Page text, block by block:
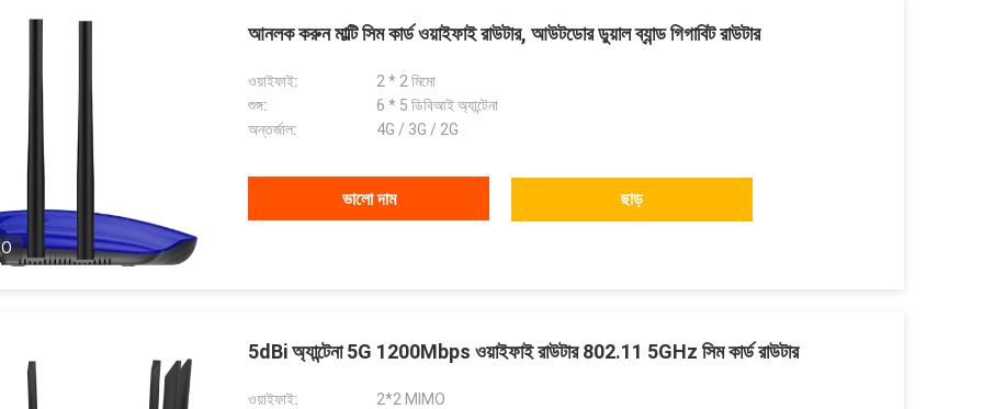
আনলক করুন মাল্টি সিম কার্ড ওয়াইফাই রাউটার, আউটডোর ডুয়াল ব্যান্ড গিগাবিট রাউটার
ওয়াইফাই:
2 * 2 মিমো
শুঙ্গ:
6 * 5 ডিবিআই অ্যান্টেনা
অন্তর্জাল:
4G / 3G / 2G
ভালো দাম ছাড়
5dBi অ্যান্টেনা 5G 1200Mbps ওয়াইফাই রাউটার 802.11 5GHz সিম কার্ড রাউটার
ওয়াইফাই:
2*2 MIMO